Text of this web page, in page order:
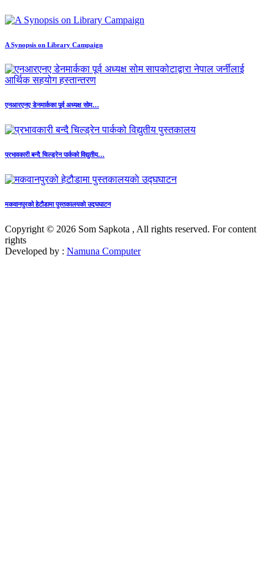
A Synopsis on Library Campaign
एनआरएनए डेनमार्कका पूर्व अध्यक्ष सोम…
प्रभावकारी बन्दै चिल्ड्रेन पार्कको विद्युतीय…
मकवानपुरको हेटौडामा पुस्तकालयकाे उद्घघाटन
Copyright © 2026 Som Sapkota , All rights reserved. For content
rights
Developed by : Namuna Computer